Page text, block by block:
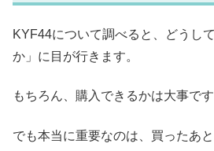
KYF44について調べると、どうし
か」に目が行きます。
もちろん、購入できるかは大事です
でも本当に重要なのは、買ったあ